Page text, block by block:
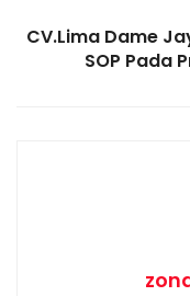
CV.Lima Dame
SOP Pada